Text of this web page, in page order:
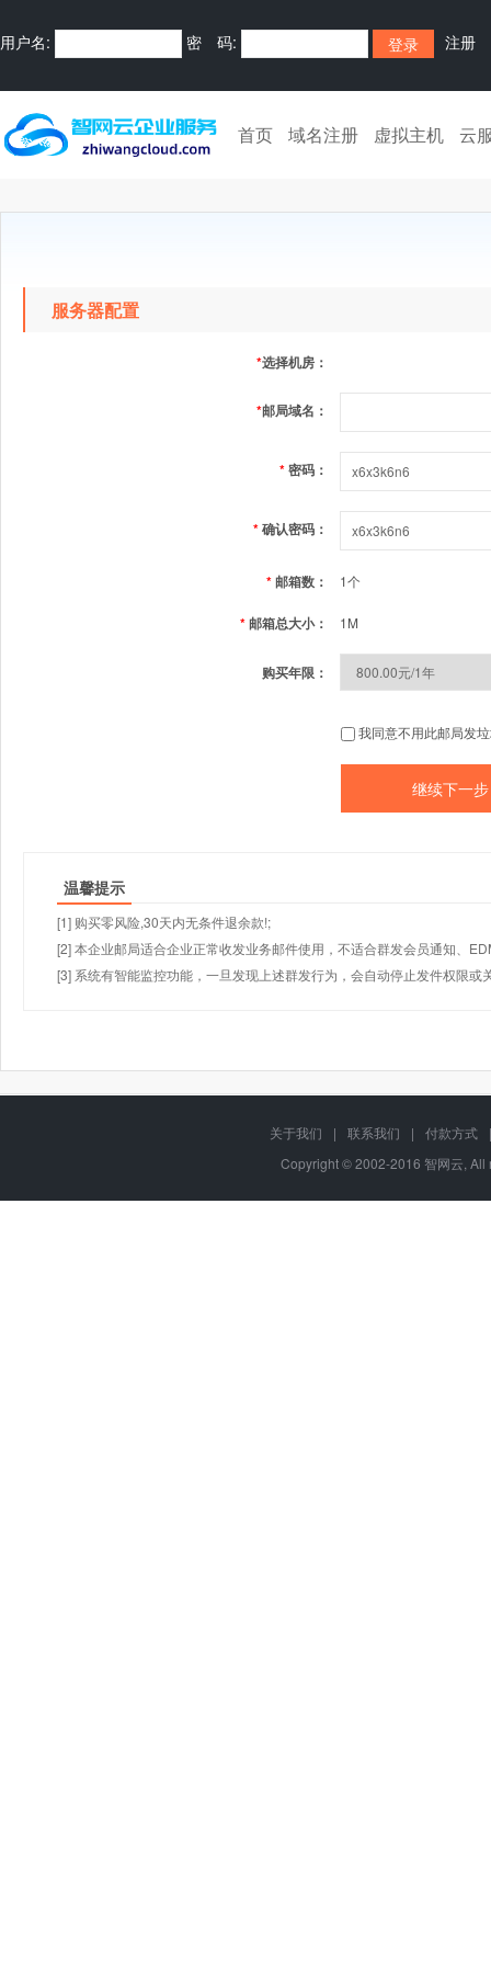
用户名: 密 码: 注册
首页 域名注册 虚拟主机 云
服务器配置
*选择机房：
*邮局域名：
*密码：
*确认密码：
*邮箱数： 1个
*邮箱总大小： 1M
购买年限：
我同意不用此邮局发
温馨提示
[1] 购买零风险,30天内无条件退余款!;
[2] 本企业邮局适合企业正常收发业务邮件使用，不适合群发会员通知、
[3] 系统有智能监控功能，一旦发现上述群发行为，会自动停止发件权限或
关于我们 | 联系我们 | 付款方式
|
Copyright © 2002-2016 智网云,